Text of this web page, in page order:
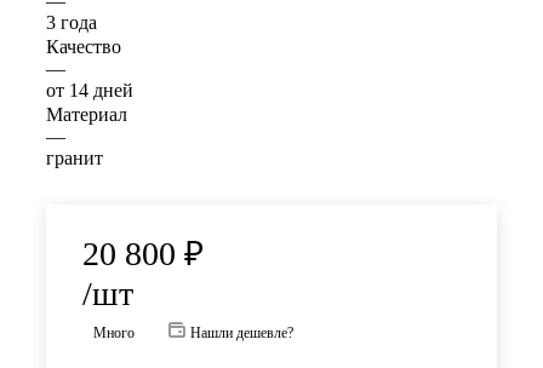
3 года
Качество
—
от 14 дней
Материал
—
гранит
20 800 ₽
/шт
Много Нашли дешевле?